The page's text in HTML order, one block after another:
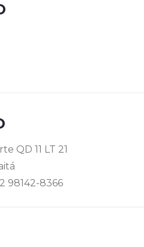
QD 11 LT 21
98142-8366